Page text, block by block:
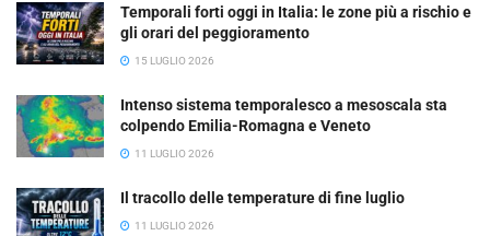
Temporali forti oggi in Italia: le zone più a rischio e
gli orari del peggioramento
15 LUGLIO 2026
Intenso sistema temporalesco a mesoscala sta
colpendo Emilia-Romagna e Veneto
11 LUGLIO 2026
Il tracollo delle temperature di fine luglio
11 LUGLIO 2026